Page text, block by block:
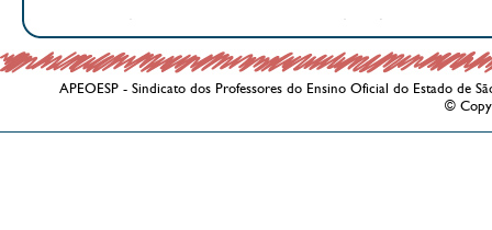
APEOESP - Sindicato dos Professores do Ensino Oficial do Estado de
©